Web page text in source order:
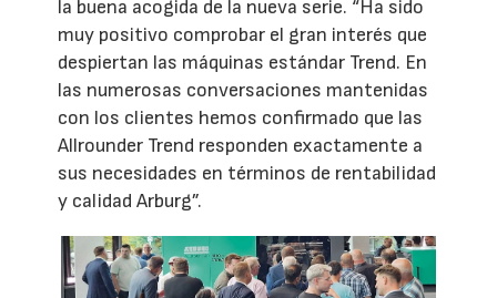
la buena acogida de la nueva serie. “Ha sido
muy positivo comprobar el gran interés que
despiertan las máquinas estándar Trend. En
las numerosas conversaciones mantenidas
con los clientes hemos confirmado que las
Allrounder Trend responden exactamente a
sus necesidades en términos de rentabilidad
y calidad Arburg”.